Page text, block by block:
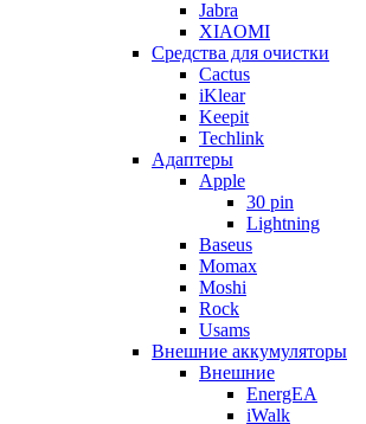
Jabra
XIAOMI
Cредства для очистки
Cactus
iKlear
Keepit
Techlink
Адаптеры
Apple
30 pin
Lightning
Baseus
Momax
Moshi
Rock
Usams
Внешние аккумуляторы
Внешние
EnergEA
iWalk